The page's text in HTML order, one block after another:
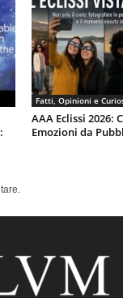
Fatti, Opinioni e
AAA Eclissi 2026:
Emozioni da